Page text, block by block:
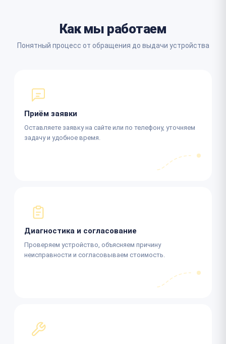
Как мы работаем
Понятный процесс от обращения до выдачи устройства
Приём заявки
Оставляете заявку на сайте или по телефону, уточняем
задачу и удобное время.
Диагностика и согласование
Проверяем устройство, объясняем причину
неисправности и согласовываем стоимость.